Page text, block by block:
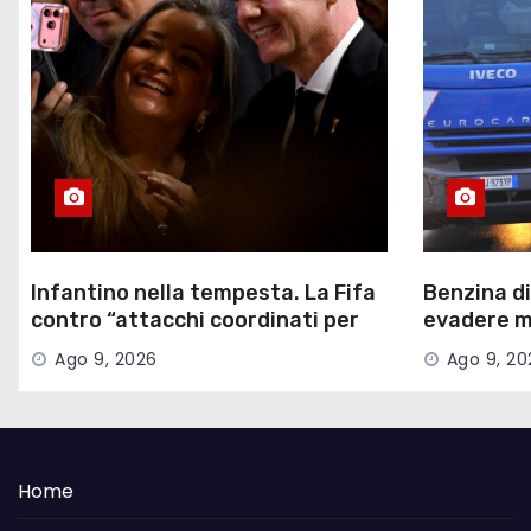
Infantino nella tempesta. La Fifa
contro “attacchi coordinati per
minare la governance”
Ago 9, 2026
Benzina
evadere
laAgo 9,
Home